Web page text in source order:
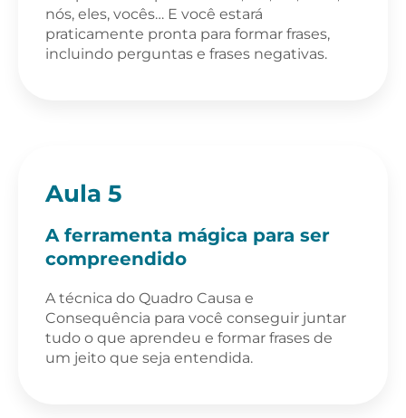
nós, eles, vocês… E você estará
praticamente pronta para formar frases,
incluindo perguntas e frases negativas.
Aula 5
A ferramenta mágica para ser
compreendido
A técnica do Quadro Causa e
Consequência para você conseguir juntar
tudo o que aprendeu e formar frases de
um jeito que seja entendida.